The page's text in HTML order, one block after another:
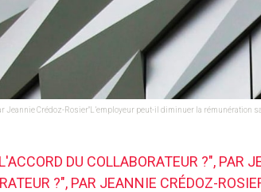
Crédoz-Rosier"L’employeur peut-il diminuer la rémunération
DU COLLABORATEUR ?", PAR
?", PAR JEANNIE CRÉDOZ-